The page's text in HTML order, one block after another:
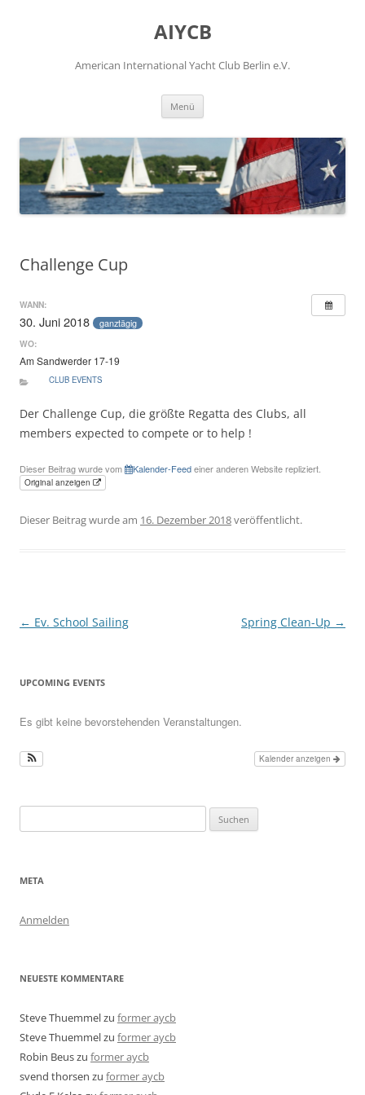
AIYCB
American International Yacht Club Berlin e.V.
Menü
Challenge Cup
WANN:
30. Juni 2018 ganztägig
WO:
Am Sandwerder 17-19
CLUB EVENTS
Der Challenge Cup, die größte Regatta des Clubs, all
members expected to compete or to help !
Dieser Beitrag wurde vom Kalender-Feedeiner anderen Website repliziert.
Original anzeigen
Dieser Beitrag wurde am 16. Dezember 2018veröffentlicht.
Beitragsnavigation
← Ev. School Sailing Spring Clean-Up →
UPCOMING EVENTS
Es gibt keine bevorstehenden Veranstaltungen.
Kalender anzeigen
nach:
META
Anmelden
NEUESTE KOMMENTARE
Steve Thuemmelzu former aycb
Steve Thuemmelzu former aycb
Robin Beuszu former aycb
svend thorsen zu former aycb